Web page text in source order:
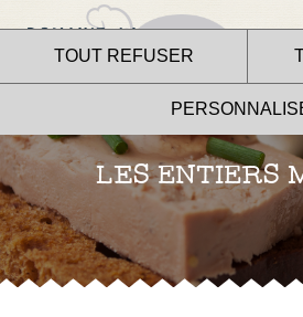
QUI SOMMES-NOUS ?
NOS PRODUITS
NOUS CONTACTER
LES ENTIERS
TOUT REFUSER